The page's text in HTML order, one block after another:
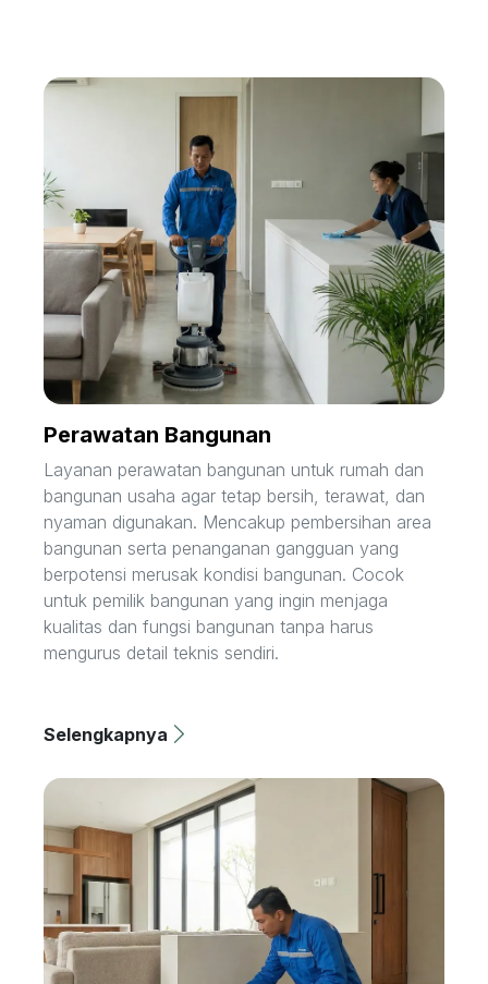
Perawatan Bangunan
Layanan perawatan bangunan untuk rumah dan
bangunan usaha agar tetap bersih, terawat, dan
nyaman digunakan. Mencakup pembersihan area
bangunan serta penanganan gangguan yang
berpotensi merusak kondisi bangunan. Cocok
untuk pemilik bangunan yang ingin menjaga
kualitas dan fungsi bangunan tanpa harus
mengurus detail teknis sendiri.
Selengkapnya